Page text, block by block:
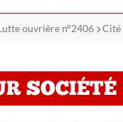
ouvrière n°2406 Cité
SOCIÉTÉ